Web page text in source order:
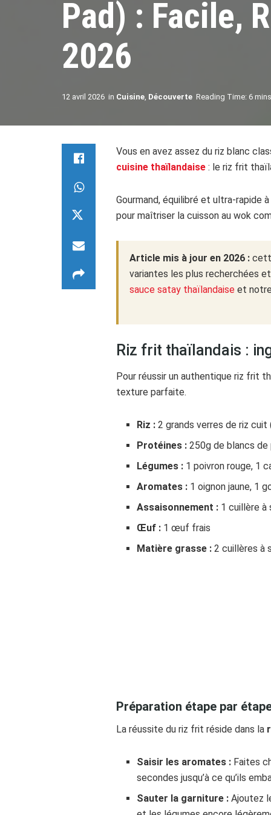
Pad) : Facile,
2026
12 avril 2026 in Cuisine, Découverte Reading Time: 6
Vous en avez assez du riz blanc
cuisine thaïlandaise : le riz frit
Gourmand, équilibré et ultra-rapide
pour maîtriser la cuisson au wok
Article mis à jour en 2026 :
variantes les plus recherchées
sauce satay thaïlandaise et
Riz frit thaïlandais :
Pour réussir un authentique riz frit
texture parfaite.
Riz : 2 grands verres de riz cuit
Protéines : 250g de blancs
Légumes : 1 poivron rouge, 1
Aromates : 1 oignon jaune, 1
Assaisonnement : 1 cuillère à
Œuf : 1 œuf frais
Matière grasse : 2 cuillères à
Préparation étape par
La réussite du riz frit réside dans la
Saisir les aromates : Faites
secondes jusqu’à ce qu’ils
Sauter la garniture : Ajoutez